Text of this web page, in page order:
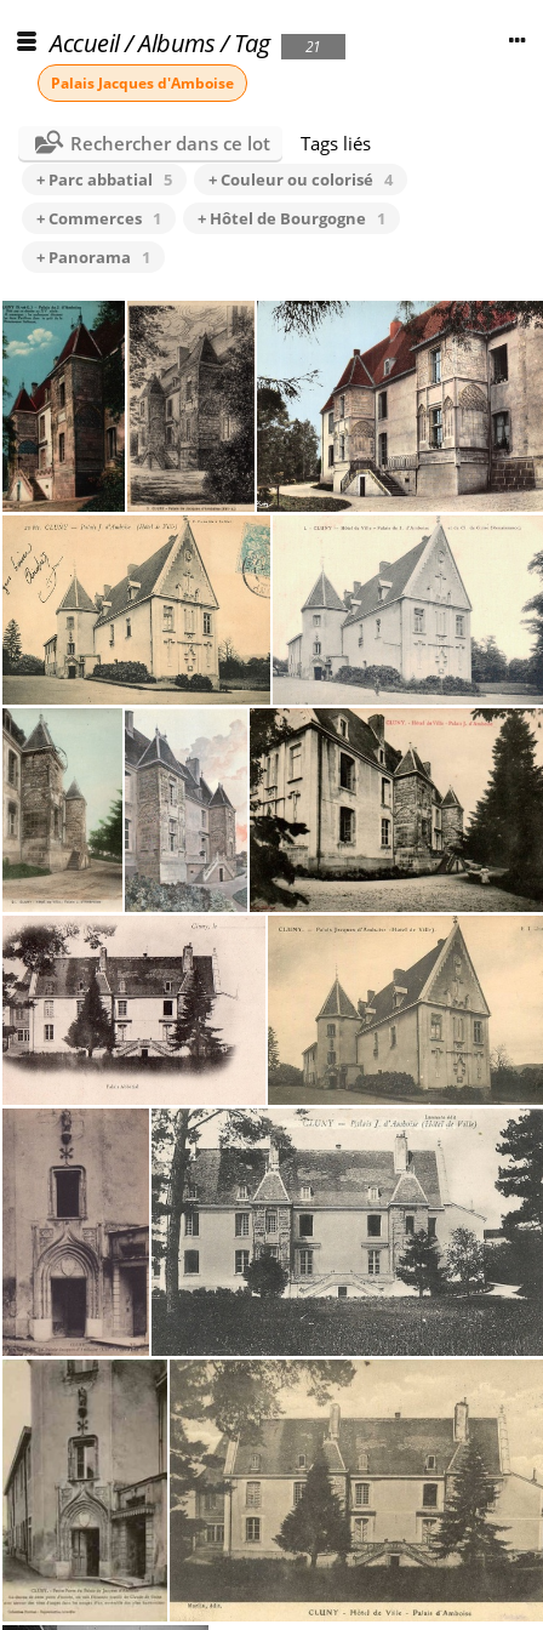
Accueil/Albums/Tag
21
Palais Jacques d'Amboise
Rechercher dans ce lot Tags liés
+ Parc abbatial 5 + Couleur ou colorisé 4
+ Commerces 1 + Hôtel de Bourgogne
1
+ Panorama
1